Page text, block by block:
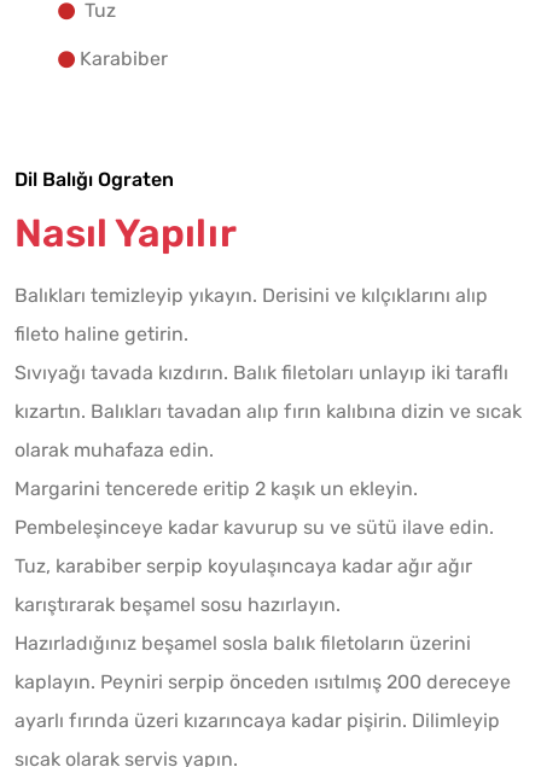
Tuz
Karabiber
Dil Balığı Ograten
Nasıl Yapılır
Balıkları temizleyip yıkayın. Derisini ve kılçıklarını alıp
fileto haline getirin.
Sıvıyağı tavada kızdırın. Balık filetoları unlayıp iki taraflı
kızartın. Balıkları tavadan alıp fırın kalıbına dizin ve sıcak
olarak muhafaza edin.
Margarini tencerede eritip 2 kaşık un ekleyin.
Pembeleşinceye kadar kavurup su ve sütü ilave edin.
Tuz, karabiber serpip koyulaşıncaya kadar ağır ağır
karıştırarak beşamel sosu hazırlayın.
Hazırladığınız beşamel sosla balık filetoların üzerini
kaplayın. Peyniri serpip önceden ısıtılmış 200 dereceye
ayarlı fırında üzeri kızarıncaya kadar pişirin. Dilimleyip
sıcak olarak servis yapın.